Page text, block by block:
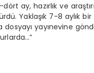
dört ay, hazırlık ve
Yaklaşık 7-8 aylık bir
dosyayı yayınevine